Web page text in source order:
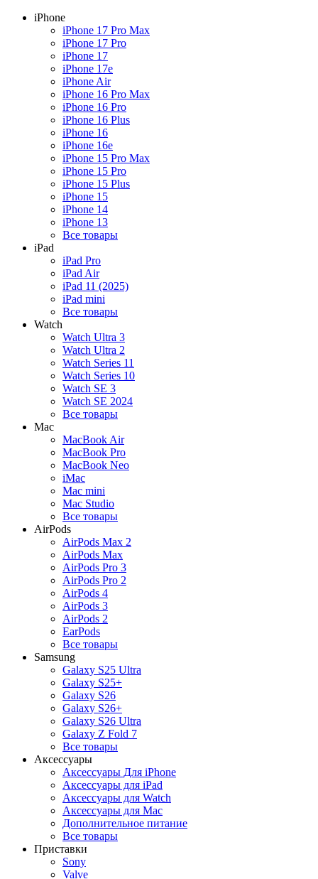
iPhone
iPhone 17 Pro Max
iPhone 17 Pro
iPhone 17
iPhone 17e
iPhone Air
iPhone 16 Pro Max
iPhone 16 Pro
iPhone 16 Plus
iPhone 16
iPhone 16e
iPhone 15 Pro Max
iPhone 15 Pro
iPhone 15 Plus
iPhone 15
iPhone 14
iPhone 13
Все товары
iPad
iPad Pro
iPad Air
iPad 11 (2025)
iPad mini
Все товары
Watch
Watch Ultra 3
Watch Ultra 2
Watch Series 11
Watch Series 10
Watch SE 3
Watch SE 2024
Все товары
Mac
MacBook Air
MacBook Pro
MacBook Neo
iMac
Mac mini
Mac Studio
Все товары
AirPods
AirPods Max 2
AirPods Max
AirPods Pro 3
AirPods Pro 2
AirPods 4
AirPods 3
AirPods 2
EarPods
Все товары
Samsung
Galaxy S25 Ultra
Galaxy S25+
Galaxy S26
Galaxy S26+
Galaxy S26 Ultra
Galaxy Z Fold 7
Все товары
Аксессуары
Аксессуары Для iPhone
Аксессуары для iPad
Аксессуары для Watch
Аксессуары для Mac
Дополнительное питание
Все товары
Приставки
Sony
Valve